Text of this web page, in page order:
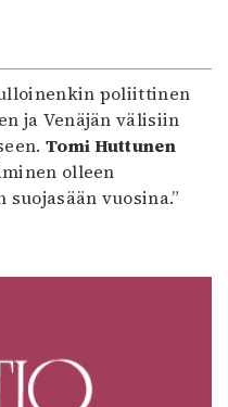
poliittinen
ja Venäjän välisiin
Tomi Huttunen
olleen
vuosina.”